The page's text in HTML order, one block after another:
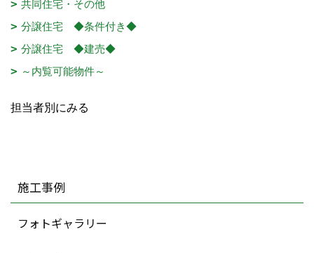
共同住宅・その他
分譲住宅 ◆条件付き◆
分譲住宅 ◆建売◆
～内覧可能物件～
担当者別にみる
施工事例
フォトギャラリー